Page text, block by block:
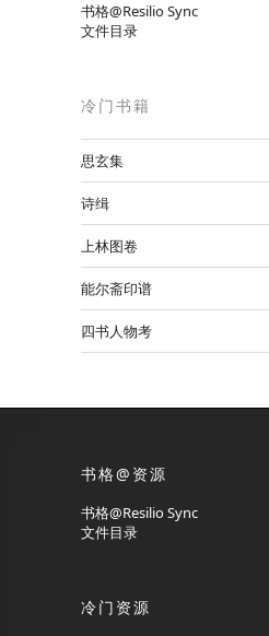
书格@Resilio Sync
文件目录
冷门书籍
思玄集
诗缉
上林图卷
能尔斋印谱
四书人物考
书格@资源
书格@Resilio Sync
文件目录
冷门资源